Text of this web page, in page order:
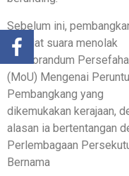
Sebelum ini,
sebulat suara menolak
Memorandum
(MoU) Mengenai
Pembangkang yang
dikemukakan kerajaan,
alasan ia bertentangan
Perlembagaan
Bernama